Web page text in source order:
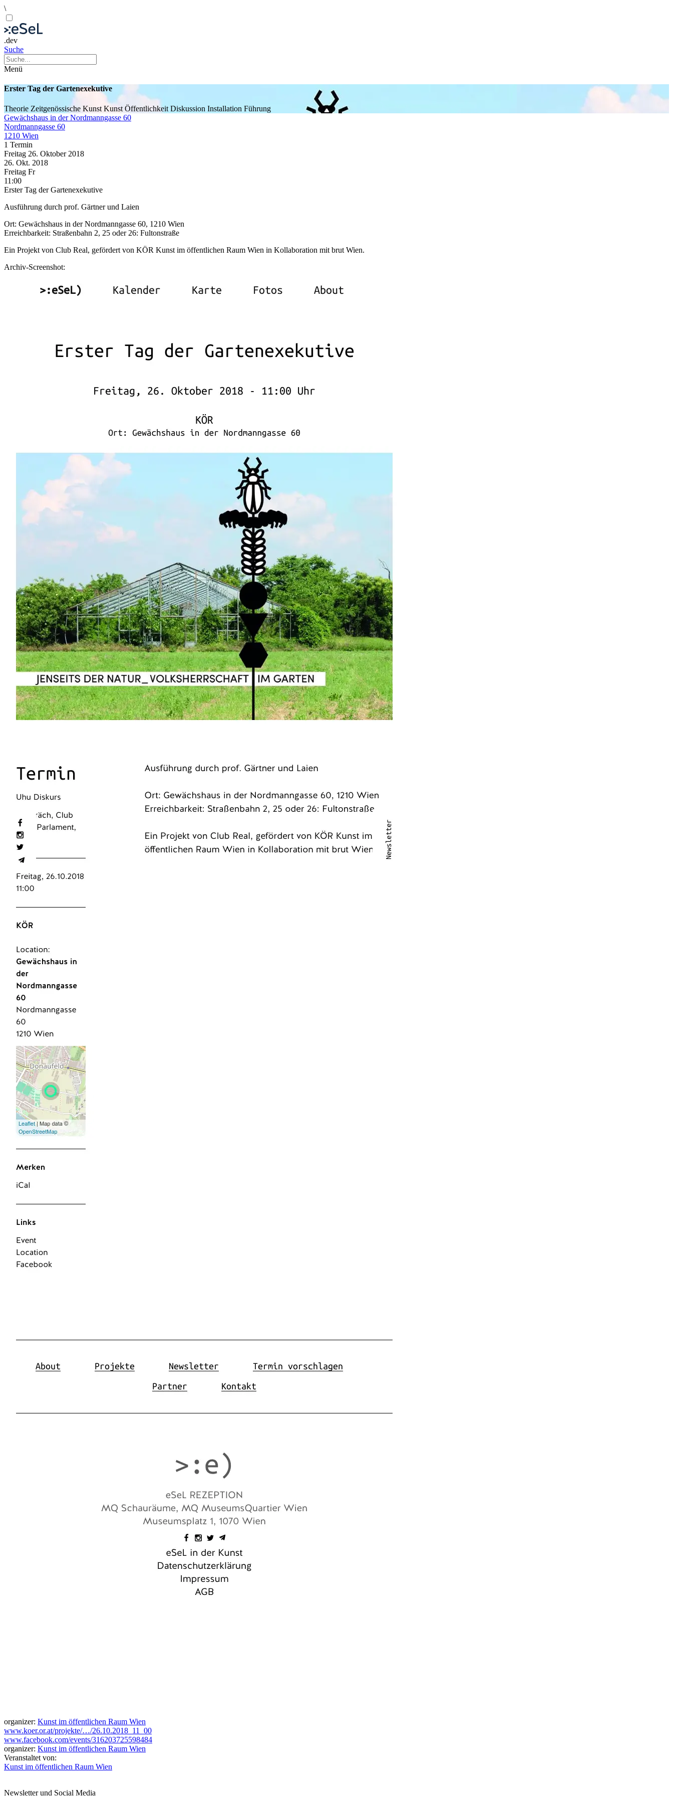
\
.dev
Suche
Menü
Erster Tag der Gartenexekutive
Theorie Zeitgenössische Kunst Kunst Öffentlichkeit Diskussion Installation Führung
Gewächshaus in der Nordmanngasse 60
Nordmanngasse 60
1210 Wien
1 Termin
Freitag 26. Oktober 2018
26. Okt. 2018
Freitag Fr
11:00
Erster Tag der Gartenexekutive
Ausführung durch prof. Gärtner und Laien
Ort: Gewächshaus in der Nordmanngasse 60, 1210 Wien
Erreichbarkeit: Straßenbahn 2, 25 oder 26: Fultonstraße
Ein Projekt von Club Real, gefördert von KÖR Kunst im öffentlichen Raum Wien in Kollaboration mit brut Wien.
Archiv-Screenshot:
organizer: Kunst im öffentlichen Raum Wien
www.koer.or.at/projekte/…/26.10.2018_11_00
www.facebook.com/events/316203725598484
organizer: Kunst im öffentlichen Raum Wien
Veranstaltet von:
Kunst im öffentlichen Raum Wien
Newsletter und Social Media